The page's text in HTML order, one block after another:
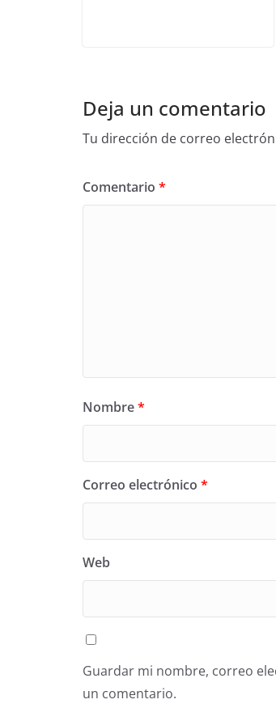
Deja un comentario
Tu dirección de correo
Comentario *
Nombre*
Correo electrónico *
Web
Guardar mi nombre, correo
un comentario.